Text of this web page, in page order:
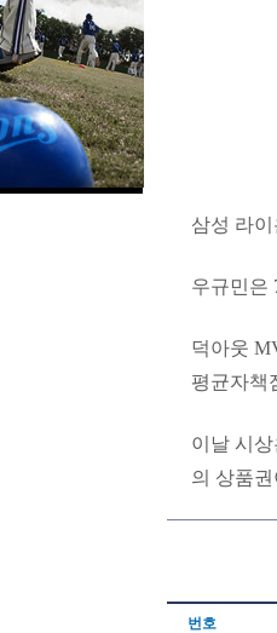
삼성 라
우규민은
덕아웃
평균자책
이날 시
의 상품
번호